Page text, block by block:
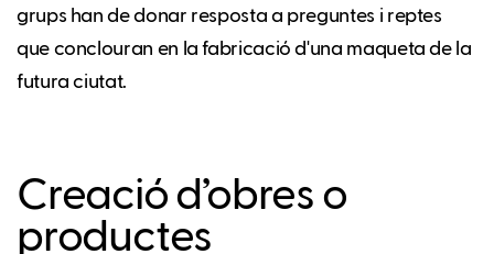
grups han de donar resposta a preguntes i reptes
que conclouran en la fabricació d'una maqueta de la
futura ciutat.
Creació d’obres o
productes